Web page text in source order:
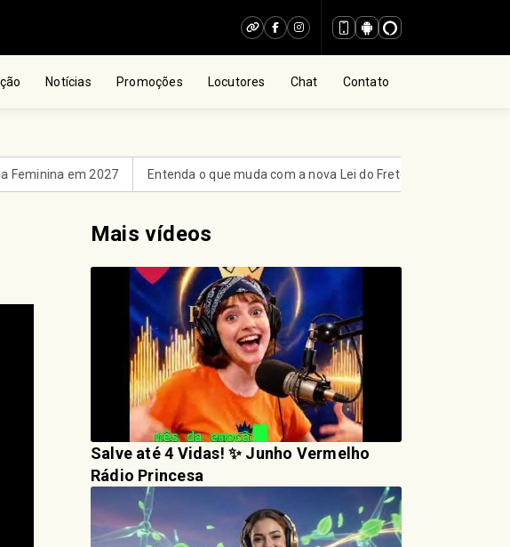
Notícias Promoções Locutores Chat Contato
em 2027 Entenda o que muda com a nova Lei do Frete Lei prorroga uso
Mais vídeos
Salve até 4 Vidas! ✨ Junho Vermelho
Rádio Princesa